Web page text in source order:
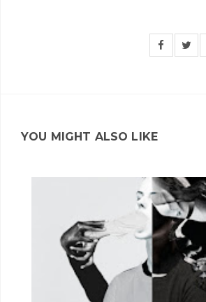
YOU MIGHT ALSO LIKE